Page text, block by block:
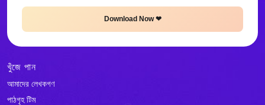
Download Now ❤
খুঁজে পান
আমাদের লেখকগণ
পাঠগৃহ টিম